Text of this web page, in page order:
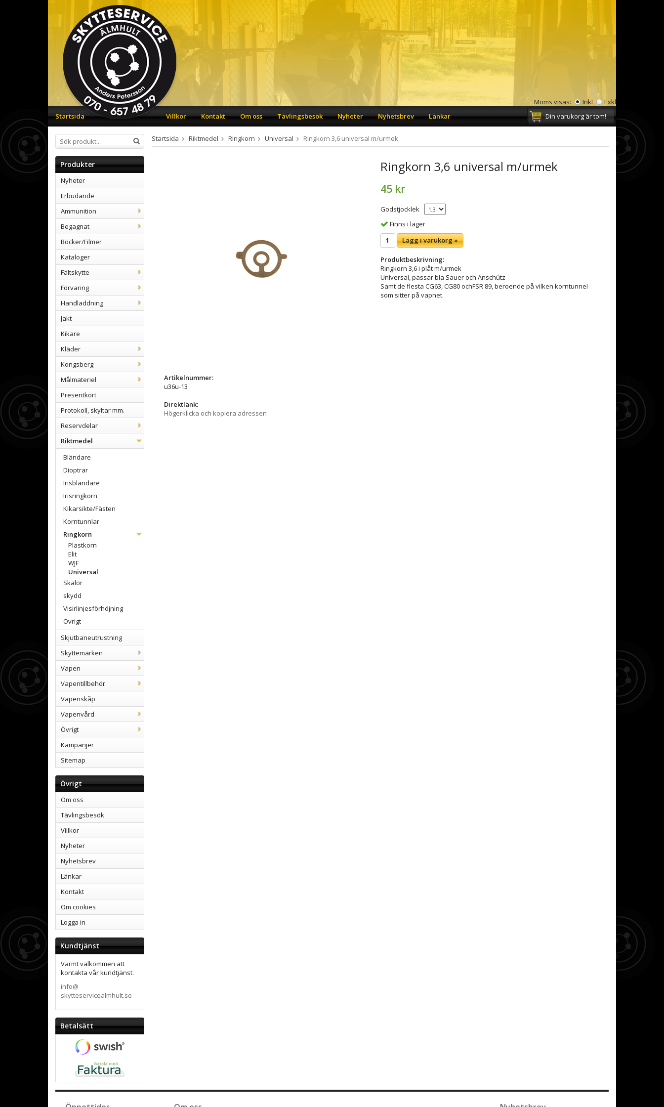
Moms visas: Inkl
Exkl
Startsida
Villkor Kontakt Om oss Tävlingsbesök Nyheter Nyhetsbrev Länkar Din varukorg är tom!
Produkter
Nyheter
Erbudande
Ammunition
Begagnat
Böcker/Filmer
Kataloger
Fältskytte
Förvaring
Handladdning
Jakt
Kikare
Kläder
Kongsberg
Målmateriel
Presentkort
Protokoll, skyltar mm.
Reservdelar
Riktmedel
Bländare
Dioptrar
Irisbländare
Irisringkorn
Kikarsikte/Fästen
Korntunnlar
Ringkorn
Plastkorn
Elit
WJF
Universal
Skalor
skydd
Visirlinjesförhöjning
Övrigt
Skjutbaneutrustning
Skyttemärken
Vapen
Vapentillbehör
Vapenskåp
Vapenvård
Övrigt
Kampanjer
Sitemap
Övrigt
Om oss
Tävlingsbesök
Villkor
Nyheter
Nyhetsbrev
Länkar
Kontakt
Om cookies
Logga in
Kundtjänst
Varmt välkommen att
kontakta vår kundtjänst.
info@
skytteservicealmhult.se
Betalsätt
Startsida Riktmedel Ringkorn Universal Ringkorn 3,6 universal m/urmek
Ringkorn 3,6 universal m/urmek
45 kr
Godstjocklek
Finns i lager
Lägg i varukorg »
Produktbeskrivning:
Ringkorn 3,6 i plåt m/urmek
Universal, passar bla Sauer och Anschütz
Samt de flesta CG63, CG80 ochFSR 89, beroende på vilken korntunnel
som sitter på vapnet.
Artikelnummer:
u36u-13
Direktlänk:
Högerklicka och kopiera adressen